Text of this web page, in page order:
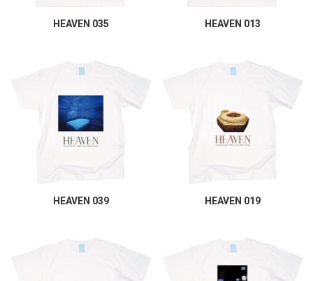
HEAVEN 035 HEAVEN 013
HEAVEN 039 HEAVEN 019